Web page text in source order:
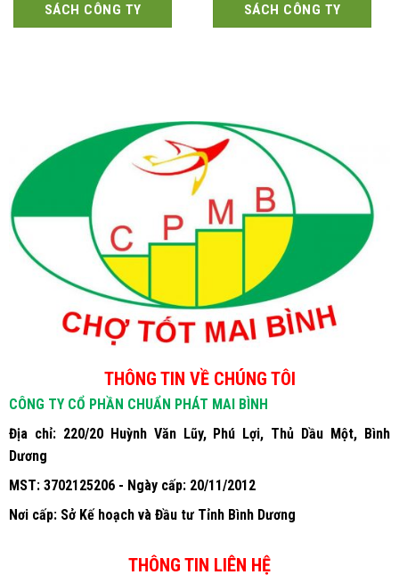
SÁCH CÔNG TY
SÁCH CÔNG TY
THÔNG TIN VỀ CHÚNG TÔI
CÔNG TY CỔ PHẦN CHUẨN PHÁT MAI BÌNH
Địa chỉ: 220/20 Huỳnh Văn Lũy, Phú Lợi, Thủ Dầu Một, Bình
Dương
MST: 3702125206 - Ngày cấp: 20/11/2012
Nơi cấp: Sở Kế hoạch và Đầu tư Tỉnh Bình Dương
THÔNG TIN LIÊN HỆ